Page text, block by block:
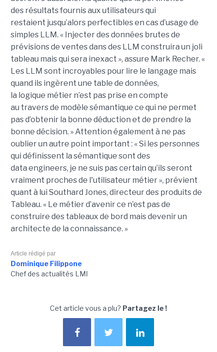
desrésultats fournis aux utilisateurs qui
restaient jusqu’alors perfectiblesen cas d’usage de
simples LLM. « Injecterdes données brutes de
prévisions de ventes dans des LLM construira un joli
tableau mais qui sera inexact », assure Mark Recher. «
Les LLM sont incroyables pour lire le langage mais
quand ils ingèrent une table de données,
la logique métier n’est pas prise en compte
au travers de modèle sémantique ce qui ne permet
pas d’obtenir la bonne déduction et de prendre la
bonne décision. »Attention également à ne pas
oublier un autre point important : « Si les personnes
qui définissent la sémantique sont des
data engineers, je ne suis pas certain qu’ils seront
vraiment proches de l'utilisateur métier », prévient
quant à lui Southard Jones, directeur des produits de
Tableau. « Le métier d’avenir ce n’est pas de
construire des tableaux de bord mais devenir un
architecte de la connaissance. »
Article rédigé par
Dominique Filippone
Chef des actualités LMI
Cet article vous a plu? Partagez le !